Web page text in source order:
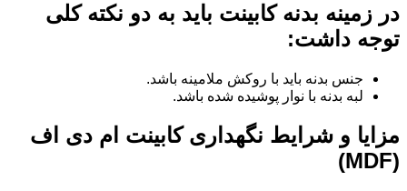
در زمینه بدنه کابینت باید به دو نکته کلی
توجه داشت:
جنس بدنه باید با روکش ملامینه باشد.
لبه بدنه با نوار پوشیده شده باشد.
مزایا و شرایط نگهداری کابینت ام دی اف
(MDF)